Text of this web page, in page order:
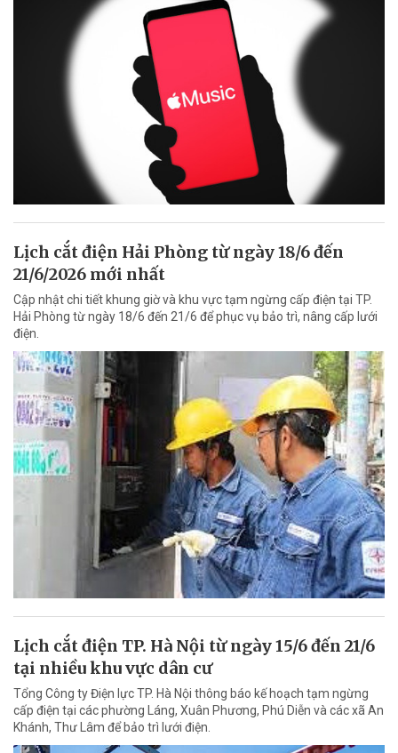
Lịch cắt điện Hải Phòng từ ngày 18/6 đến
21/6/2026 mới nhất
Cập nhật chi tiết khung giờ và khu vực tạm ngừng cấp điện tại TP.
Hải Phòng từ ngày 18/6 đến 21/6 để phục vụ bảo trì, nâng cấp lưới
điện.
Lịch cắt điện TP. Hà Nội từ ngày 15/6 đến 21/6
tại nhiều khu vực dân cư
Tổng Công ty Điện lực TP. Hà Nội thông báo kế hoạch tạm ngừng
cấp điện tại các phường Láng, Xuân Phương, Phú Diễn và các xã An
Khánh, Thư Lâm để bảo trì lưới điện.